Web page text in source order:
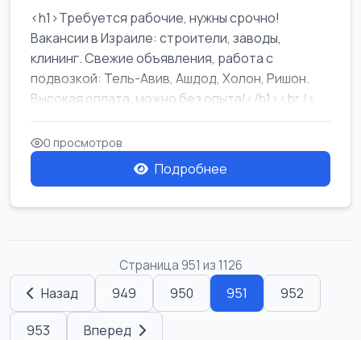
<h1>Требуется рабочие, нужны срочно!
Вакансии в Израиле: строители, заводы,
клининг. Свежие объявления, работа с
подвозкой: Тель-Авив, Ашдод, Холон, Ришон.
Высокая оплата, можно без опыта!</h1><br />
...
0 просмотров
Подробнее
Страница 951 из 1126
Назад 949 950 951 952
953 Вперед